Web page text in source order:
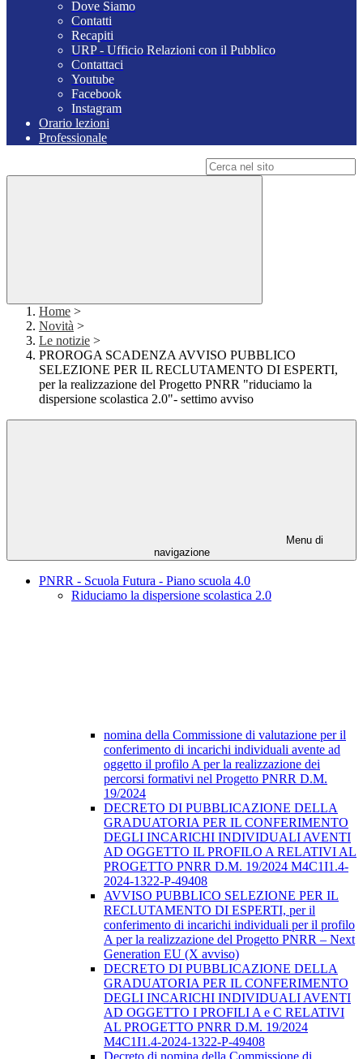
Dove Siamo
Contatti
Recapiti
URP - Ufficio Relazioni con il Pubblico
Contattaci
Youtube
Facebook
Instagram
Orario lezioni
Professionale
Home >
Novità >
Le notizie >
PROROGA SCADENZA AVVISO PUBBLICO
SELEZIONE PER IL RECLUTAMENTO DI ESPERTI,
per la realizzazione del Progetto PNRR "riduciamo la
dispersione scolastica 2.0"- settimo avviso
Menu di
navigazione
PNRR - Scuola Futura - Piano scuola 4.0
Riduciamo la dispersione scolastica 2.0
nomina della Commissione di valutazione per il
conferimento di incarichi individuali avente ad
oggetto il profilo A per la realizzazione dei
percorsi formativi nel Progetto PNRR D.M.
19/2024
DECRETO DI PUBBLICAZIONE DELLA
GRADUATORIA PER IL CONFERIMENTO
DEGLI INCARICHI INDIVIDUALI AVENTI
AD OGGETTO IL PROFILO A RELATIVI AL
PROGETTO PNRR D.M. 19/2024 M4C1I1.4-
2024-1322-P-49408
AVVISO PUBBLICO SELEZIONE PER IL
RECLUTAMENTO DI ESPERTI, per il
conferimento di incarichi individuali per il profilo
A per la realizzazione del Progetto PNRR – Next
Generation EU (X avviso)
DECRETO DI PUBBLICAZIONE DELLA
GRADUATORIA PER IL CONFERIMENTO
DEGLI INCARICHI INDIVIDUALI AVENTI
AD OGGETTO I PROFILI A e C RELATIVI
AL PROGETTO PNRR D.M. 19/2024
M4C1I1.4-2024-1322-P-49408